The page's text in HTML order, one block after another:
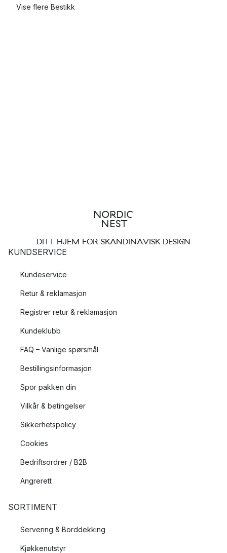
Vise flere Bestikk
DITT HJEM FOR SKANDINAVISK DESIGN
KUNDSERVICE
Kundeservice
Retur & reklamasjon
Registrer retur & reklamasjon
Kundeklubb
FAQ – Vanlige spørsmål
Bestillingsinformasjon
Spor pakken din
Vilkår & betingelser
Sikkerhetspolicy
Cookies
Bedriftsordrer / B2B
Angrerett
SORTIMENT
Servering & Borddekking
Kjøkkenutstyr